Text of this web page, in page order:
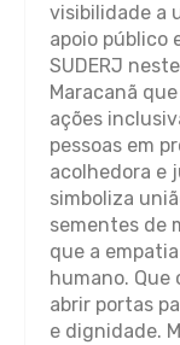
visibilidade a
apoio público
SUDERJ
Maracanã
ações
pessoas em
acolhedora e
simboliza
sementes de
que a
humano.
abrir portas
e dignidade.